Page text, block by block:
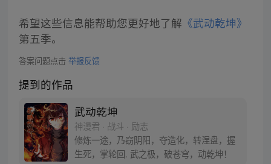
希望这些信息能帮助您更好地了解 《武动乾坤》
第五季。
答案问题点击 举报反馈
提到的作品
武动乾坤
神漫君 · 战斗 · 励志
修炼一途，乃窃阴阳，夺造化，转涅盘，握
生死，掌轮回. 武之极，破苍穹，动乾坤！